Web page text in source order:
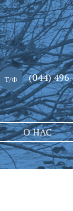
Т/Ф (044)
Skip
to
content
О НАС